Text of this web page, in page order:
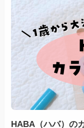
HABA（ハバ）の